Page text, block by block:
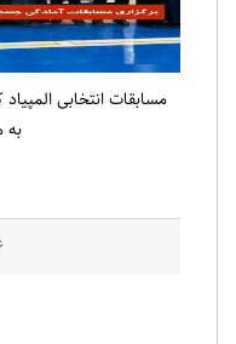
مسابقات انتخابی
به